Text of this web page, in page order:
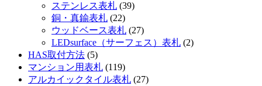
ステンレス表札 (39)
銅・真鍮表札 (22)
ウッドベース表札 (27)
LEDsurface（サーフェス）表札 (2)
HAS取付方法 (5)
マンション用表札 (119)
アルカイックタイル表札 (27)